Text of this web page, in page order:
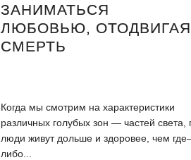
ЗАНИМАТЬСЯ
ЛЮБОВЬЮ, ОТОДВИГАЯ
СМЕРТЬ
Когда мы смотрим на характеристики
различных голубых зон — частей света,
люди живут дольше и здоровее, чем
либо...